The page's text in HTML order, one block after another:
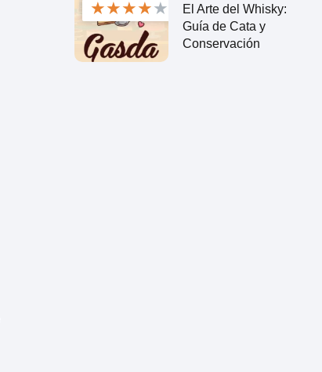
★★★★★
El Arte del Whisky:
Guía de Cata y
Conservación